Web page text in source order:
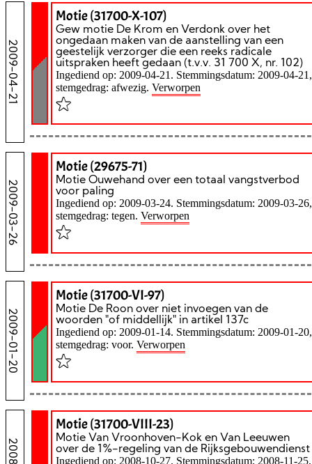
2009-04-21
Motie (31700-X-107)
Gew motie De Krom en Verdonk over het
ongedaan maken van de aanstelling van een
geestelijk verzorger die een reeks radicale
uitspraken heeft gedaan (t.v.v. 31 700 X, nr. 102)
Ingediend op: 2009-04-21. Stemmingsdatum: 2009-04-21,
stemgedrag: afwezig. Verworpen
2009-03-26
Motie (29675-71)
Motie Ouwehand over een totaal vangstverbod
voor paling
Ingediend op: 2009-03-24. Stemmingsdatum: 2009-03-26,
stemgedrag: tegen. Verworpen
2009-01-20
Motie (31700-VI-97)
Motie De Roon over niet invoegen van de
woorden "of middellijk" in artikel 137c
Ingediend op: 2009-01-14. Stemmingsdatum: 2009-01-20,
stemgedrag: voor. Verworpen
Motie (31700-VIII-23)
Motie Van Vroonhoven-Kok en Van Leeuwen
over de 1%-regeling van de Rijksgebouwendienst
Ingediend op: 2008-10-27. Stemmingsdatum: 2008-11-25,